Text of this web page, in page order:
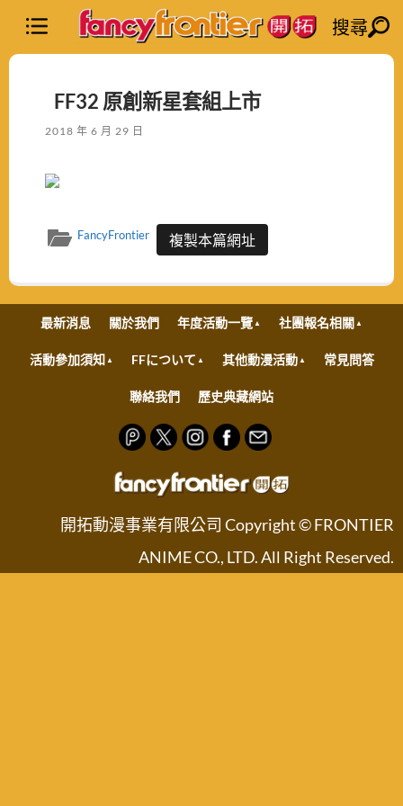
搜尋
FF32 原創新星套組上市
2018 年 6 月 29 日
FancyFrontier 複製本篇網址
最新消息 關於我們 年度活動一覽 社團報名相關
活動參加須知 FFについて 其他動漫活動 常見問答
聯絡我們 歷史典藏網站
開拓動漫事業有限公司 Copyright © FRONTIER
ANIME CO., LTD. All Right Reserved.